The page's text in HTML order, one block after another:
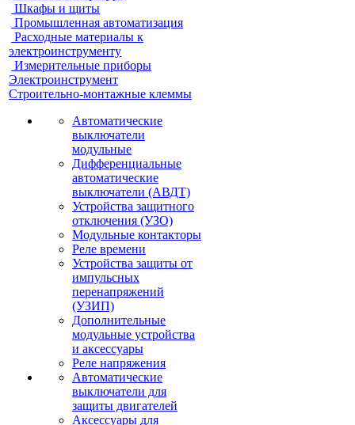
Шкафы и щиты
Промышленная автоматизация
Расходные материалы к
электроинструменту
Измерительные приборы
Электроинструмент
Строительно-монтажные клеммы
Автоматические
выключатели
модульные
Дифференциальные
автоматические
выключатели (АВДТ)
Устройства защитного
отключения (УЗО)
Модульные контакторы
Реле времени
Устройства защиты от
импульсных
перенапряжений
(УЗИП)
Дополнительные
модульные устройства
и аксессуары
Реле напряжения
Автоматические
выключатели для
защиты двигателей
Аксессуары для